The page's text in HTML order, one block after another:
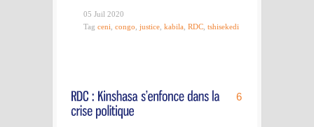
05 Juil 2020
Tag ceni congo justice kabila RDC tshisekedi
6